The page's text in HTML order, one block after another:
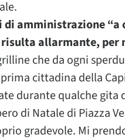
di amministrazione
allarmante, per
che da ogni
cittadina della
durante qualche
di Natale di Piazza
gradevole. Mi